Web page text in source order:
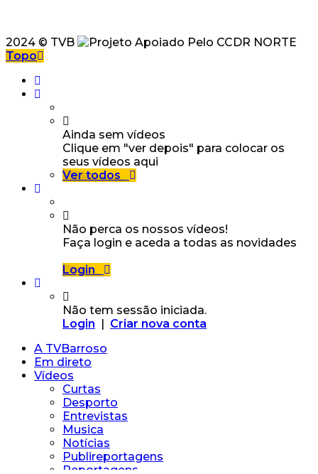
2024 © TVB
Topo
Ainda sem vídeos
Clique em "ver depois" para colocar os
seus vídeos aqui
Ver todos
Não perca os nossos vídeos!
Faça login e aceda a todas as novidades
Login
Não tem sessão iniciada.
Login | Criar nova conta
A TVBarroso
Em direto
Vídeos
Curtas
Desporto
Entrevistas
Musica
Notícias
Publireportagens
Reportagens